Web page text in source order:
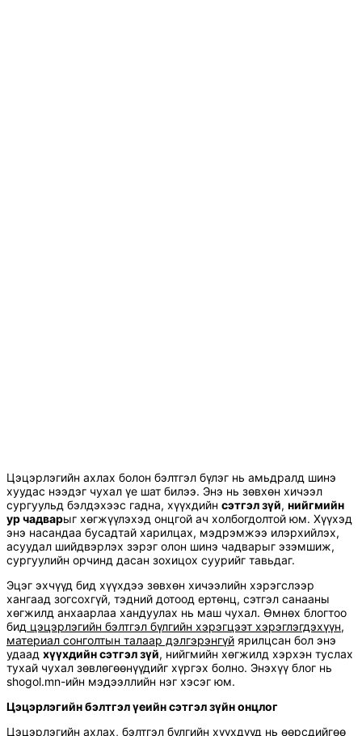
Цэцэрлэгийн ахлах болон бэлтгэл бүлэг нь амьдралд шинэ
хуудас нээдэг чухал үе шат билээ. Энэ нь зөвхөн хичээл
сургуульд бэлдэхээс гадна, хүүхдийн сэтгэл зүй, нийгмийн
ур чадварыг хөгжүүлэхэд онцгой ач холбогдолтой юм. Хүүхэд
энэ насандаа бусадтай харилцах, мэдрэмжээ илэрхийлэх,
асуудал шийдвэрлэх зэрэг олон шинэ чадварыг эзэмшиж,
сургуулийн орчинд дасан зохицох суурийг тавьдаг.
Эцэг эхчүүд бид хүүхдээ зөвхөн хичээлийн хэрэгслээр
хангаад зогсохгүй, тэдний дотоод ертөнц, сэтгэл санааны
хөгжилд анхаарлаа хандуулах нь маш чухал. Өмнөх блогтоо
бид цэцэрлэгийн бэлтгэл бүлгийн хэрэгцээт хэрэглэгдэхүүн,
материал сонголтын талаар дэлгэрэнгүй ярилцсан бол энэ
удаад хүүхдийн сэтгэл зүй, нийгмийн хөгжилд хэрхэн туслах
тухай чухал зөвлөгөөнүүдийг хүргэх болно. Энэхүү блог нь
shogol.mn-ийн мэдээллийн нэг хэсэг юм.
Цэцэрлэгийн бэлтгэл үеийн сэтгэл зүйн онцлог
Цэцэрлэгийн ахлах, бэлтгэл бүлгийн хүүхдүүд нь өөрсдийгөө